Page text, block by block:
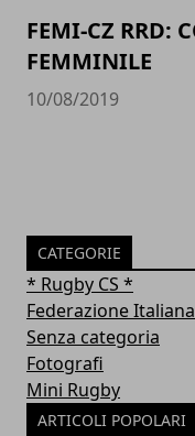
FEMI-CZ RRD:
FEMMINILE
10/08/2019
CATEGORIE
* Rugby CS *
Federazione
Senza categoria
Fotografi
Mini Rugby
ARTICOLI POPOLARI